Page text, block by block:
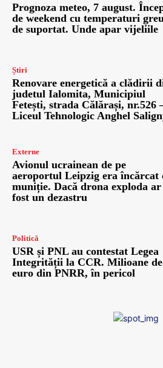
Prognoza meteo, 7 august.
de weekend cu temperaturi greu
de suportat. Unde apar vijeliile
Știri
Renovare energetică a clădirii
judetul Ialomita, Municipiul
Fetești, strada Călărași, nr.526
Liceul Tehnologic Anghel
Externe
Avionul ucrainean de pe
aeroportul Leipzig era încărcat
muniție. Dacă drona exploda
fost un dezastru
Politică
USR și PNL au contestat Legea
Integrității la CCR. Milioane de
euro din PNRR, în pericol